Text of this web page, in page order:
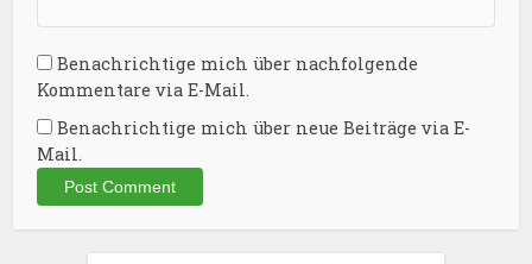
Benachrichtige mich über nachfolgende
Kommentare via E-Mail.
Benachrichtige mich über neue Beiträge via E-
Mail.